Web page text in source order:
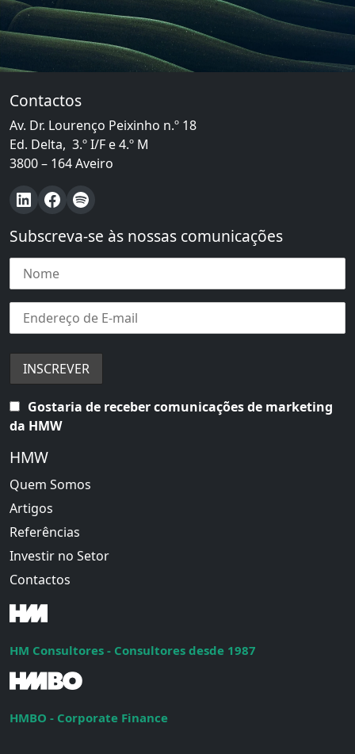
Contactos
Av. Dr. Lourenço Peixinho n.º 18
Ed. Delta, 3.º I/F e 4.º M
3800 – 164 Aveiro
LinkedIn
Facebook
Spotify
Subscreva-se às nossas comunicações
Gostaria de receber comunicações de marketing
da HMW
HMW
Quem Somos
Artigos
Referências
Investir no Setor
Contactos
HM Consultores - Consultores desde 1987
HMBO - Corporate Finance